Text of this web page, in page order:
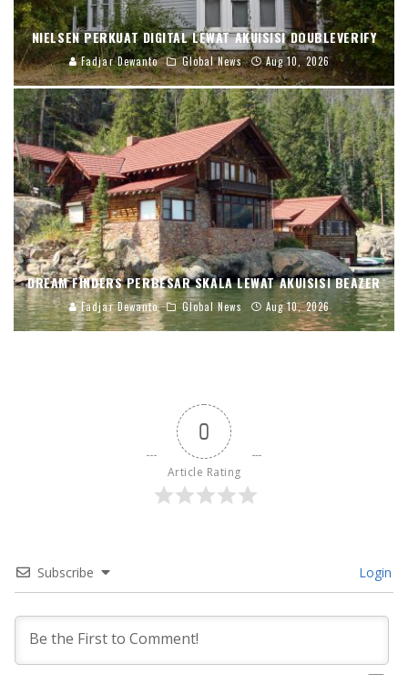
NIELSEN PERKUAT DIGITAL LEWAT AKUISISI DOUBLEVERIFY
Fadjar Dewanto Global News Aug 10, 2026
DREAM FINDERS PERBESAR SKALA LEWAT AKUISISI BEAZER
Fadjar Dewanto Global News Aug 10, 2026
0
Article Rating
Subscribe Login